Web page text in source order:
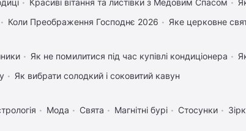
Красиві вітання та листівки з Медовим Спасом
Коли Преображення Господнє 2026 Яке церковне
Як не помилитися під час купівлі кондиціонера
Як вибрати солодкий і соковитий кавун
Мода Свята Магнітні бурі Стосунки